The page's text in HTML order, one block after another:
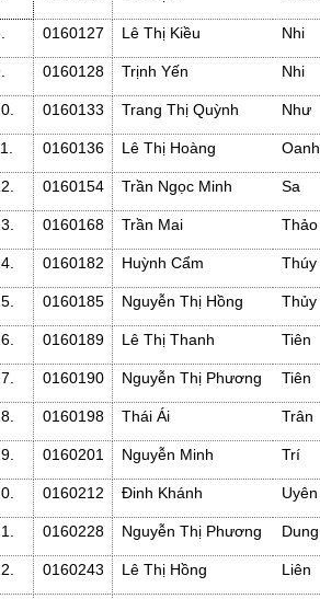
0160127 Lê Thị Kiều Nhi
0160128 Trịnh Yến Nhi
0160133 Trang Thị Quỳnh Như
0160136 Lê Thị Hoàng Oanh
0160154 Trần Ngọc Minh Sa
0160168 Trần Mai Thảo
0160182 Huỳnh Cẩm Thúy
0160185 Nguyễn Thị Hồng Thủy
0160189 Lê Thị Thanh Tiên
0160190 Nguyễn Thị Phương Tiên
0160198 Thái Ái Trân
0160201 Nguyễn Minh Trí
0160212 Đinh Khánh Uyên
0160228 Nguyễn Thị Phương Dung
0160243 Lê Thị Hồng Liên